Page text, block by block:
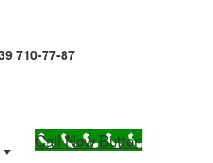
710-77-87
Call Now Button